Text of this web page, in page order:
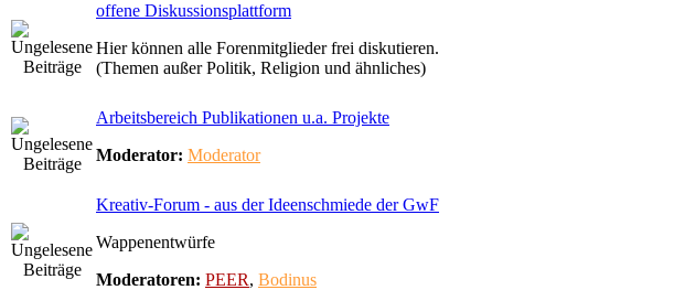
offene Diskussionsplattform
Hier können alle Forenmitglieder frei diskutieren.
(Themen außer Politik, Religion und ähnliches)
Arbeitsbereich Publikationen u.a. Projekte
Moderator: Moderator
Kreativ-Forum - aus der Ideenschmiede der GwF
Wappenentwürfe
Moderatoren: PEER, Bodinus